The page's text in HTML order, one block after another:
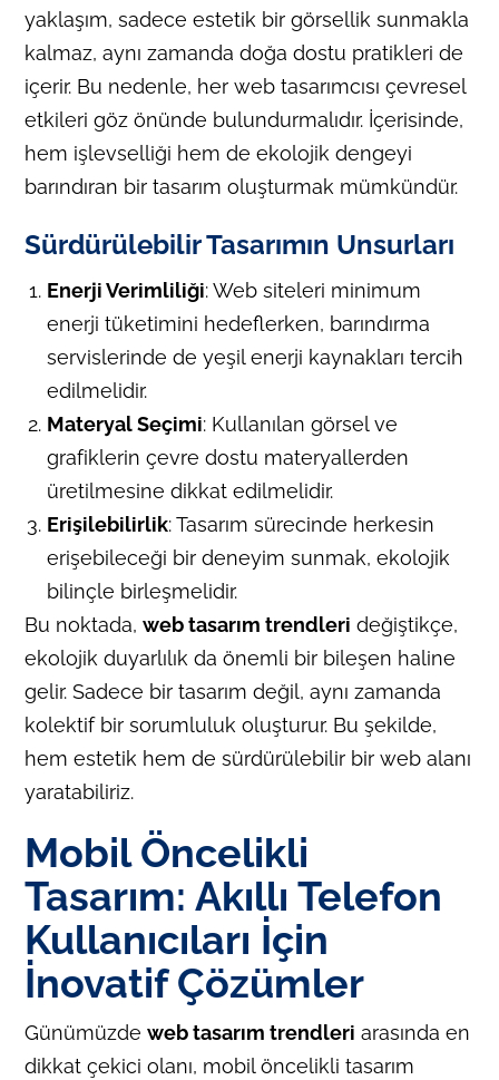
yaklaşım, sadece estetik bir görsellik sunmakla
kalmaz, aynı zamanda doğa dostu pratikleri de
içerir. Bu nedenle, her web tasarımcısı çevresel
etkileri göz önünde bulundurmalıdır. İçerisinde,
hem işlevselliği hem de ekolojik dengeyi
barındıran bir tasarım oluşturmak mümkündür.
Sürdürülebilir Tasarımın Unsurları
Enerji Verimliliği: Web siteleri minimum
enerji tüketimini hedeflerken, barındırma
servislerinde de yeşil enerji kaynakları tercih
edilmelidir.
Materyal Seçimi: Kullanılan görsel ve
grafiklerin çevre dostu materyallerden
üretilmesine dikkat edilmelidir.
Erişilebilirlik: Tasarım sürecinde herkesin
erişebileceği bir deneyim sunmak, ekolojik
bilinçle birleşmelidir.
Bu noktada,web tasarım trendleri değiştikçe,
ekolojik duyarlılık da önemli bir bileşen haline
gelir. Sadece bir tasarım değil, aynı zamanda
kolektif bir sorumluluk oluşturur. Bu şekilde,
hem estetik hem de sürdürülebilir bir web alanı
yaratabiliriz.
Mobil Öncelikli
Tasarım: Akıllı Telefon
Kullanıcıları İçin
İnovatif Çözümler
Günümüzdeweb tasarım trendleri arasında en
dikkat çekici olanı, mobil öncelikli tasarım